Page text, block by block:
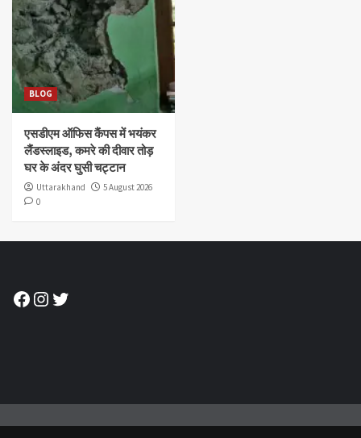
BLOG
एसडीएम ऑफिस कैंपस में भयंकर
लैंडस्लाइड, कमरे की दीवार तोड़
घर के अंदर घुसी चट्टान
Uttarakhand
5 August 2026
0
Facebook
Instagram
Twitter